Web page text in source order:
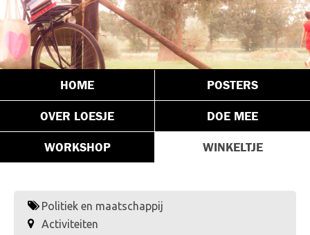
HOME POSTERS
OVER LOESJE DOE MEE
WORKSHOP WINKELTJE
Politiek en maatschappij
Activiteiten